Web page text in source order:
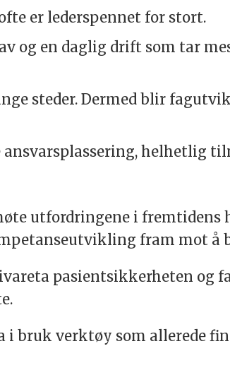
er lederspennet for stort.
og en daglig drift som tar
steder. Dermed blir
ansvarsplassering, helhetlig
utfordringene i fremtidens
fram mot å
pasientsikkerheten og
i bruk verktøy som allerede